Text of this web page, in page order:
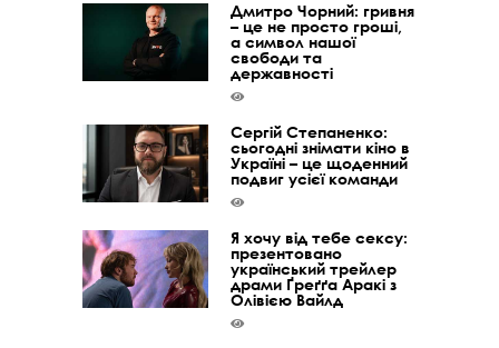
Дмитро Чорний: гривня
– це не просто гроші,
а символ нашої
свободи та
державності
Сергій Степаненко:
сьогодні знімати кіно в
Україні – це щоденний
подвиг усієї команди
Я хочу від тебе сексу:
презентовано
український трейлер
драми Ґреґґа Аракі з
Олівією Вайлд